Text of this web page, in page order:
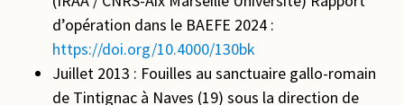
d’opération dans le BAEFE 2024 :
https://doi.org/10.4000/130bk
Juillet 2013 : Fouilles au sanctuaire gallo-romain
de Tintignac à Naves (19) sous la direction de